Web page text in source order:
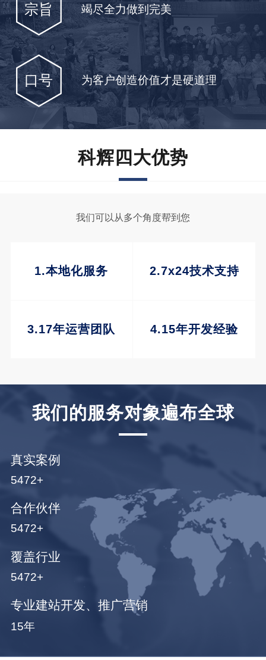
宗旨 竭尽全力做到完美
口号 为客户创造价值才是硬道理
科辉四大优势
我们可以从多个角度帮到您
1.本地化服务 2.7x24技术支持
3.17年运营团队 4.15年开发经验
我们的服务对象遍布全球
真实案例
5472+
合作伙伴
5472+
覆盖行业
5472+
专业建站开发、推广营销
15年